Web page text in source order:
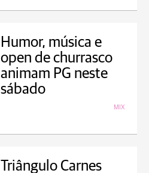
Humor, música e
open de churrasco
animam PG neste
sábado
MIX
Triângulo Carnes